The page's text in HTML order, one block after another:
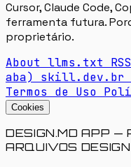
Cursor, Claude Code,
ferramenta futura.
proprietário.
About llms.txt RSS
aba)
skill.dev.br
Termos de Uso
Cookies
DESIGN.MD APP —
ARQUIVOS